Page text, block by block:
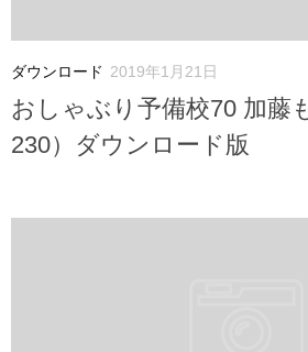
ダウンロード 2019年1月21日
おしゃぶり予備校70 加藤
230）ダウンロード版